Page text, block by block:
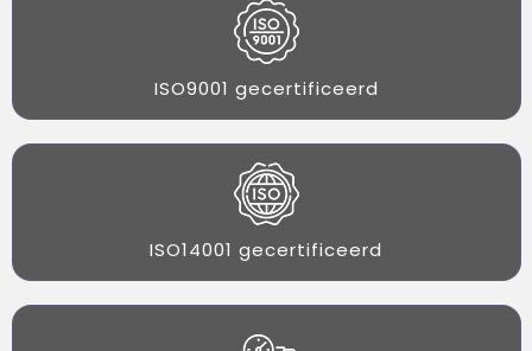
ISO9001 gecertificeerd
ISO14001 gecertificeerd